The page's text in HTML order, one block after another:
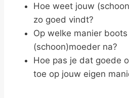
Hoe weet jouw
zo goed vindt?
Op welke manier
(schoon)moeder na?
Hoe pas je dat goede
toe op jouw eigen